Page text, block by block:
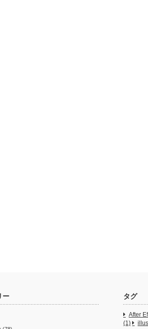
ー タグ
After
(1)